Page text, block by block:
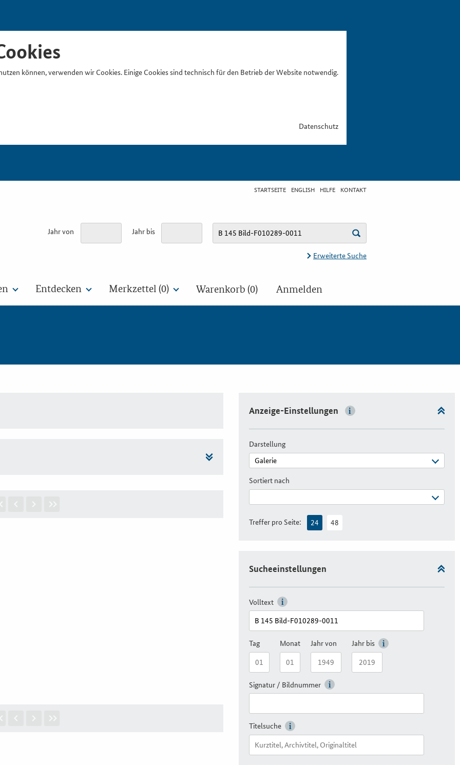
können, verwenden wir Cookies. Einige Cookies sind technisch für den Betrieb der Website notwendig.
Datenschutz
STARTSEITE ENGLISH HILFE KONTAKT
Jahr von Jahr bis
Erweiterte Suche
Entdecken Merkzettel (0) Warenkorb (0) Anmelden
Anzeige-Einstellungen
Darstellung
Sortiert nach
Treffer pro Seite: 24 48
Sucheeinstellungen
Volltext
Tag Monat Jahr von Jahr bis
Signatur / Bildnummer
Titelsuche